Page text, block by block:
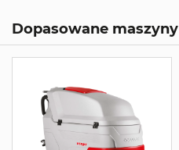
Dopasowane maszyny